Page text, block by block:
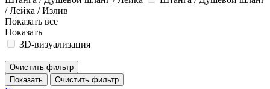
/ Лейка / Излив
Показать все
Показать
3D-визуализация
Очистить фильтр
Показать
Очистить фильтр